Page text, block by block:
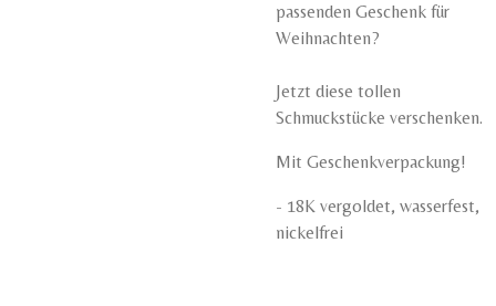
passenden Geschenk für
Weihnachten?
Jetzt diese tollen
Schmuckstücke verschenken.
Mit Geschenkverpackung!
- 18K vergoldet, wasserfest,
nickelfrei